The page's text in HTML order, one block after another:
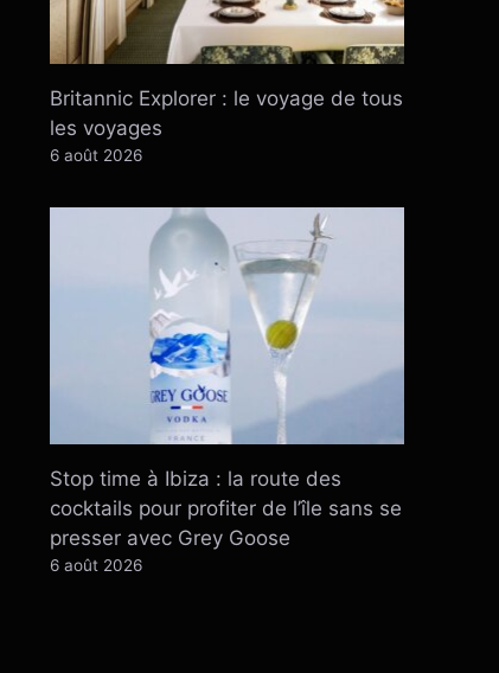
Britannic Explorer : le voyage de tous
les voyages
6 août 2026
Stop time à Ibiza : la route des
cocktails pour profiter de l’île sans se
presser avec Grey Goose
6 août 2026